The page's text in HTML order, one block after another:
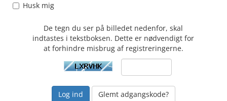
Husk mig
De tegn du ser på billedet nedenfor, skal
indtastes i tekstboksen. Dette er nødvendigt for
at forhindre misbrug af registreringerne.
Glemt adgangskode?